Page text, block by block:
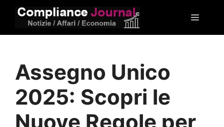
Menu
Assegno Unico
2025: Scopri le
Nuove Regole per